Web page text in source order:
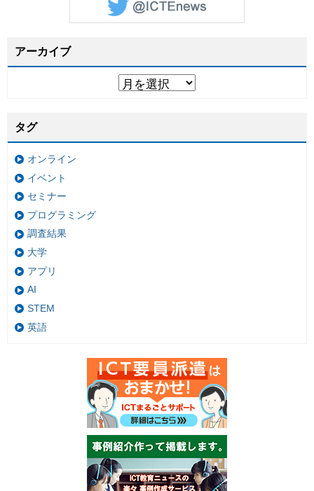
アーカイブ
タグ
オンライン
イベント
セミナー
プログラミング
調査結果
大学
アプリ
AI
STEM
英語